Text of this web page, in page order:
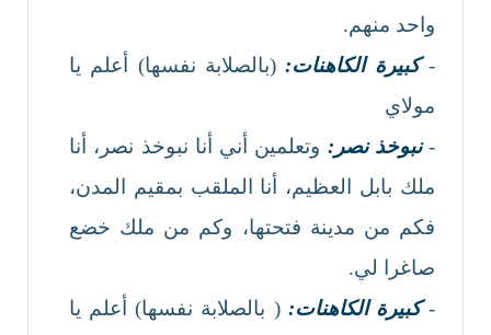
واحد منهم.
-كبيرة الكاهنات:(بالصلابة نفسها) أعلم يا
مولاي
-نبوخذ نصر: وتعلمين أني أنا نبوخذ نصر، أنا
ملك بابل العظيم، أنا الملقب بمقيم المدن،
فكم من مدينة فتحتها، وكم من ملك خضع
صاغرا لي.
-كبيرة الكاهنات: ( بالصلابة نفسها) أعلم يا